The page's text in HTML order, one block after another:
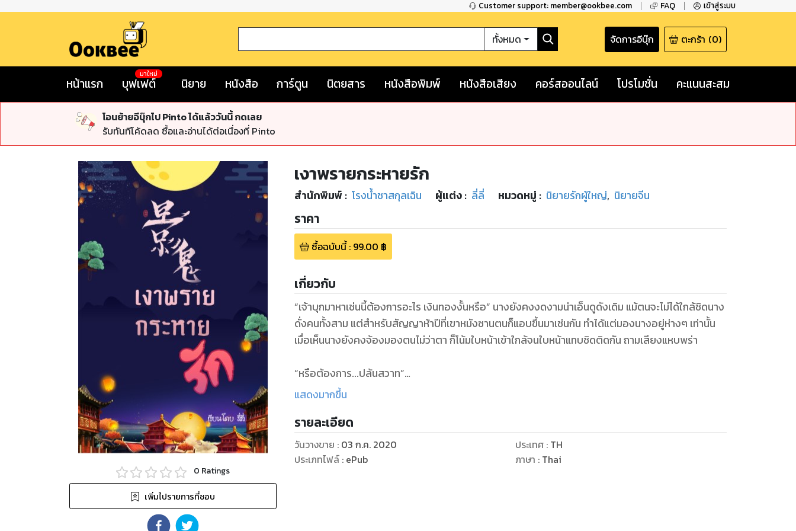
Customer support: member@ookbee.com FAQ เข้าสู่ระบบ
ทั้งหมด จัดการอีบุ๊ก ตะกร้า (0)
หน้าแรก บุฟเฟต์
มาใหม่
นิยาย หนังสือ การ์ตูน นิตยสาร หนังสือพิมพ์ หนังสือเสียง คอร์สออนไลน์ โปรโมชั่น คะแนนสะสม
โอนย้ายอีบุ๊กไป Pinto ได้แล้ววันนี้ กดเลย
รับทันทีโค้ดลด ซื้อและอ่านได้ต่อเนื่องที่ Pinto
0 Ratings
เพิ่มไปรายการที่ชอบ
เงาพรายกระหายรัก
สำนักพิมพ์ : โรงน้ำชาสกุลเฉิน ผู้แต่ง : ลี่ลี่ หมวดหมู่ : นิยายรักผู้ใหญ่, นิยายจีน
ราคา
ซื้อฉบับนี้: 99.00 ฿
เกี่ยวกับ
“เจ้าบุกมาหาเช่นนี้ต้องการอะไร เงินทองงั้นหรือ” นางยังคงงดงามน่าเอ็นดูดังเดิม แม้ตนจะไม่ได้ใกล้ชิดนาง
ดั่งคนทั้งสาม แต่สำหรับสัญญาห้าปีที่เขาหมังซานตนก็แอบขึ้นมาเช่นกัน ทำได้แต่มองนางอยู่ห่างๆ เท่านั้น
เมื่อเห็นนางยังคงจ้องมองตนไม่ว่าตา ก็โน้มใบหน้าเข้าใกล้จนใบหน้าแทบชิดติดกัน ถามเสียงแหบพร่า
“หรือต้องการ...ปล้นสวาท”
ร้ายกาจยิ่ง! สมกับเป็นหนึ่งในสี่บุรุษงามในใต้หล้า ไม่อาจดูเบาได้จริงๆ นางพยายามขยับข้อมือที่ถูกเขากดไว้
ดิ้นไปมาสุดแรงแต่ก็เหมือนถูกขุนเขาลูกใหญ่ทับไว้ นางเม้มริมฝีปากแน่น เชิดคางขึ้นเอ่ยออกมาอย่างดุดัน
แสดงมากขึ้น
รายละเอียด
วันวางขาย : 03 ก.ค. 2020
ประเภทไฟล์: ePub
ประเทศ : TH
ภาษา : Thai